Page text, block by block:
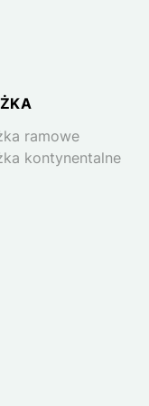
ramowe
kontynentalne